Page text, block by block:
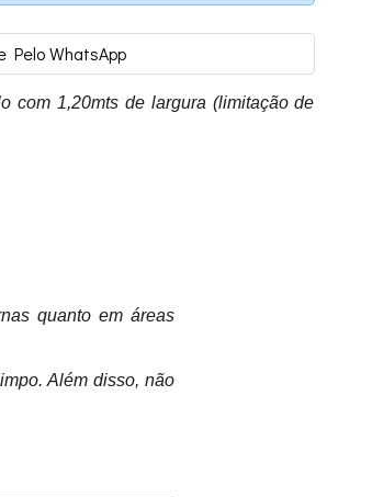
Pelo WhatsApp
com 1,20mts de largura (limitação de
quanto em áreas
Além disso, não